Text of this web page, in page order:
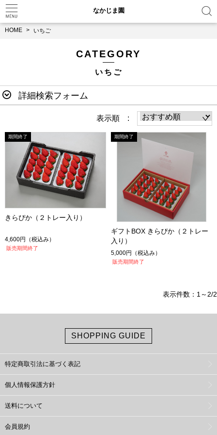
なかじま園
HOME いちご
CATEGORY
いちご
詳細検索フォーム
表示順 :
きらぴか（２トレー入り）
4,600円 （税込み）
販売期間終了
ギフトBOX きらぴか（２トレー
入り）
5,000円 （税込み）
販売期間終了
表示件数：1～2/2
SHOPPING GUIDE
特定商取引法に基づく表記
個人情報保護方針
送料について
会員規約